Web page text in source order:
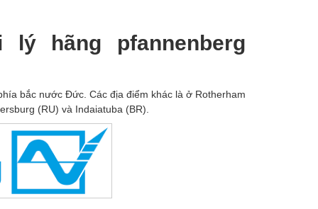
hãng pfannenberg
bắc nước Đức. Các địa điểm khác là ở Rotherham
(RU) và Indaiatuba (BR).